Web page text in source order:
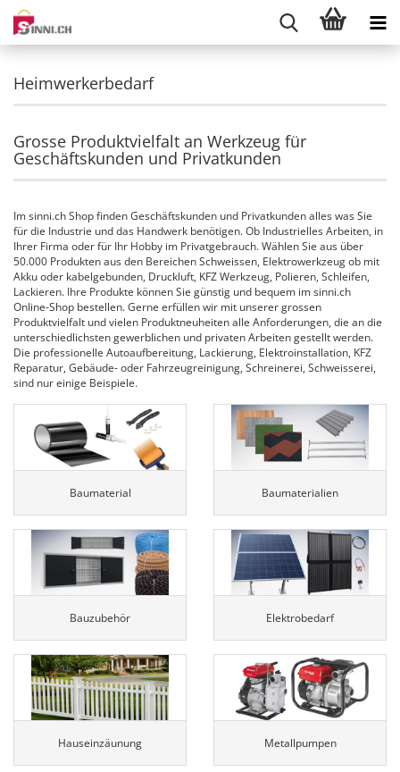
Heimwerkerbedarf
Grosse Produktvielfalt an Werkzeug für
Geschäftskunden und Privatkunden
Im sinni.ch Shop finden Geschäftskunden und Privatkunden alles was Sie
für die Industrie und das Handwerk benötigen. Ob Industrielles Arbeiten, in
Ihrer Firma oder für Ihr Hobby im Privatgebrauch. Wählen Sie aus über
50.000 Produkten aus den Bereichen Schweissen, Elektrowerkzeug ob mit
Akku oder kabelgebunden, Druckluft, KFZ Werkzeug, Polieren, Schleifen,
Lackieren. Ihre Produkte können Sie günstig und bequem im sinni.ch
Online-Shop bestellen. Gerne erfüllen wir mit unserer grossen
Produktvielfalt und vielen Produktneuheiten alle Anforderungen, die an die
unterschiedlichsten gewerblichen und privaten Arbeiten gestellt werden.
Die professionelle Autoaufbereitung, Lackierung, Elektroinstallation, KFZ
Reparatur, Gebäude- oder Fahrzeugreinigung, Schreinerei, Schweisserei,
sind nur einige Beispiele.
Baumaterial Baumaterialien
Bauzubehör Elektrobedarf
Hauseinzäunung Metallpumpen